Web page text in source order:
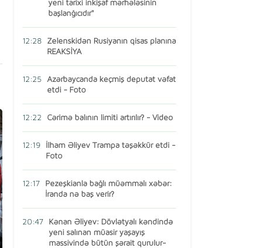
yeni tarixi inkişaf mərhələsinin
başlanğıcıdır"
12:28
Zelenskidən Rusiyanın qisas planına
REAKSİYA
12:25
Azərbaycanda keçmiş deputat vəfat
etdi - Foto
12:22 Cərimə balının limiti artırılır? - Video
12:19
İlham Əliyev Trampa təşəkkür etdi -
Foto
12:17
Pezeşkianla bağlı müəmmalı xəbər:
İranda nə baş verir?
20:47
Kənan Əliyev: Dövlətyalı kəndində
yeni salınan müasir yaşayış
massivində bütün şərait qurulur-